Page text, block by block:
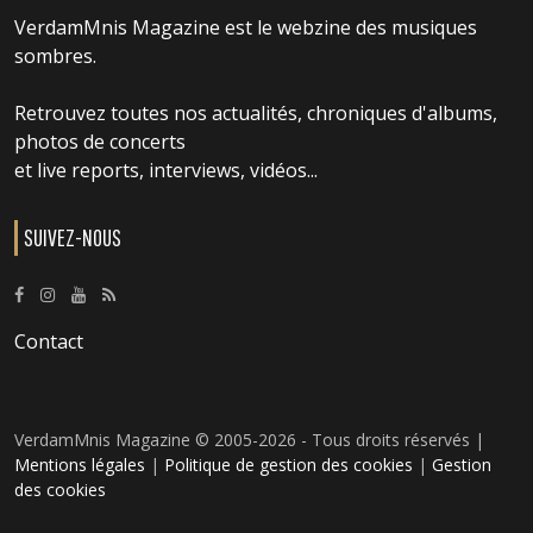
VerdamMnis Magazine est le webzine des musiques
sombres.
Retrouvez toutes nos actualités, chroniques d'albums,
photos de concerts
et live reports, interviews, vidéos...
SUIVEZ-NOUS
Contact
VerdamMnis Magazine © 2005-2026 - Tous droits réservés |
Mentions légales | Politique de gestion des cookies | Gestion
des cookies